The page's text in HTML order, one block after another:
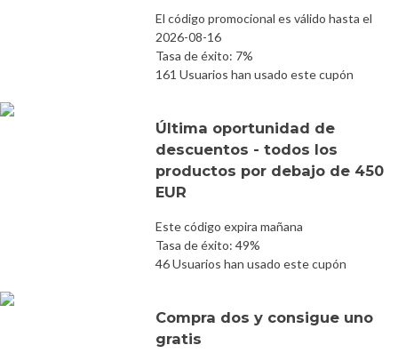
El código promocional es válido hasta el
2026-08-16
Tasa de éxito: 7%
161 Usuarios han usado este cupón
Última oportunidad de
descuentos - todos los
productos por debajo de 450
EUR
Este código expira mañana
Tasa de éxito: 49%
46 Usuarios han usado este cupón
Compra dos y consigue uno
gratis